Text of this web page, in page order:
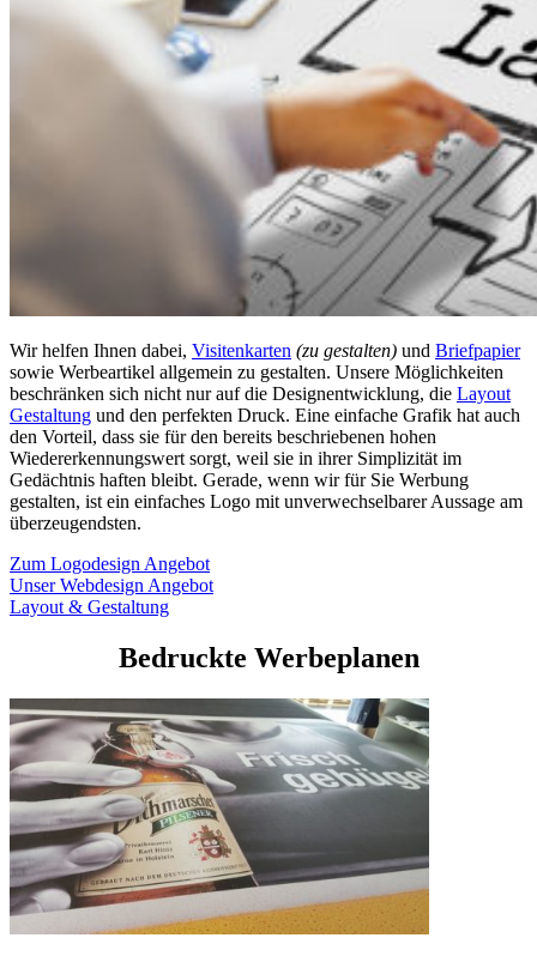
Wir helfen Ihnen dabei, Visitenkarten (zu gestalten) und Briefpapier
sowie Werbeartikel allgemein zu gestalten. Unsere Möglichkeiten
beschränken sich nicht nur auf die Designentwicklung, die Layout
Gestaltung und den perfekten Druck. Eine einfache Grafik hat auch
den Vorteil, dass sie für den bereits beschriebenen hohen
Wiedererkennungswert sorgt, weil sie in ihrer Simplizität im
Gedächtnis haften bleibt. Gerade, wenn wir für Sie Werbung
gestalten, ist ein einfaches Logo mit unverwechselbarer Aussage am
überzeugendsten.
Zum Logodesign Angebot
Unser Webdesign Angebot
Layout & Gestaltung
Bedruckte Werbeplanen